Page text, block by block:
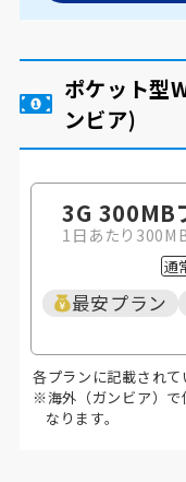
ポケット型
ンビア)
3G 300MB
1日あたり
通
最安プラン
各プランに記載されて
※海外（ガンビア）で
なります。